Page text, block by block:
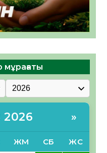
»
ЖМ СБ ЖС